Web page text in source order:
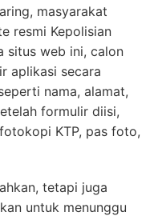
masyarakat
resmi Kepolisian
situs web ini, calon
aplikasi secara
nama, alamat,
formulir diisi,
KTP, pas foto,
tetapi juga
untuk menunggu